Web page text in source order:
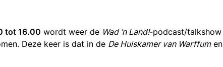
tot 16.00 wordt weer de Wad ’n Land!-podcast/talkshow
Deze keer is dat in de De Huiskamer van Warffumen